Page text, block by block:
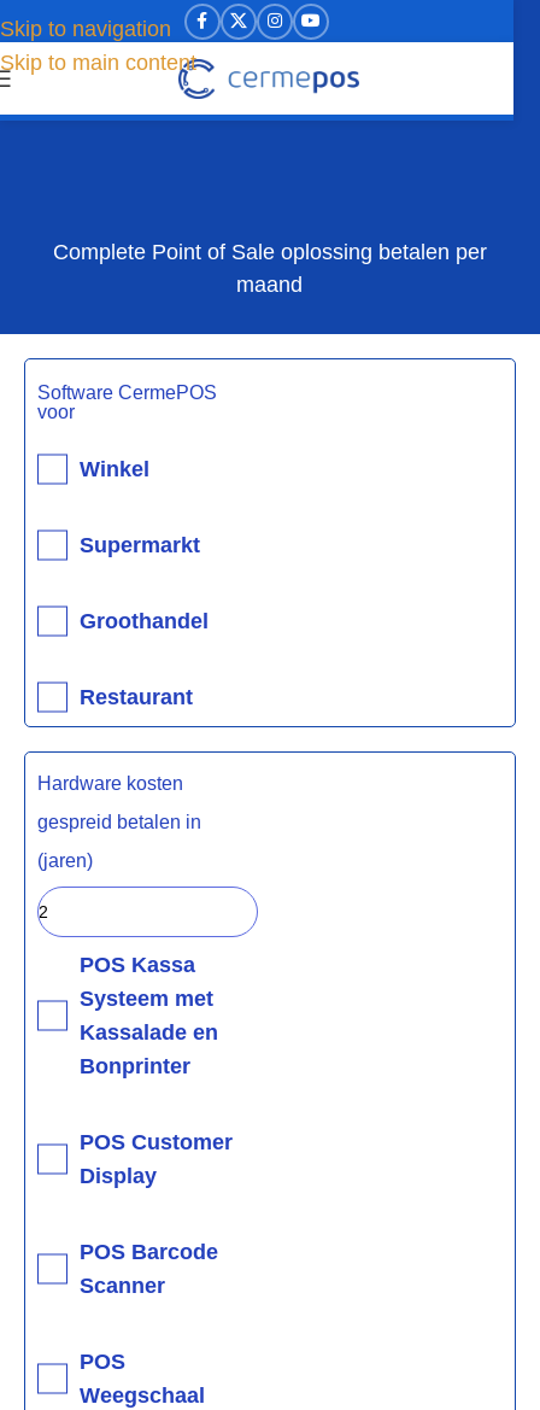
Skip to navigation
Skip to main content
Complete Point of Sale oplossing betalen per
maand
Software CermePOS
voor
Winkel
Supermarkt
Groothandel
Restaurant
Hardware kosten
gespreid betalen in
(jaren)
POS Kassa
Systeem met
Kassalade en
Bonprinter
POS Customer
Display
POS Barcode
Scanner
POS
Weegschaal